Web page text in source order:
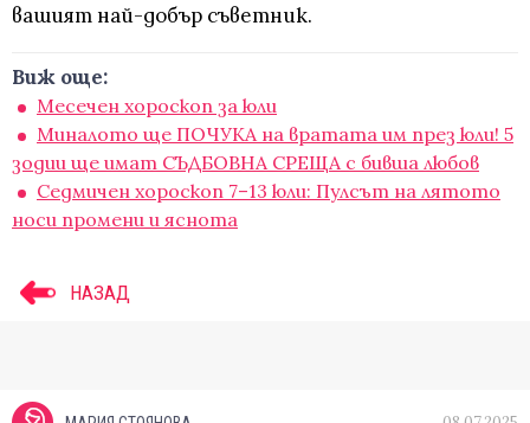
вашият най-добър съветник.
Виж още:
Месечен хороскоп за юли
Миналото ще ПОЧУКА на вратата им през юли! 5
зодии ще имат СЪДБОВНА СРЕЩА с бивша любов
Седмичен хороскоп 7–13 юли: Пулсът на лятото
носи промени и яснота
НАЗАД